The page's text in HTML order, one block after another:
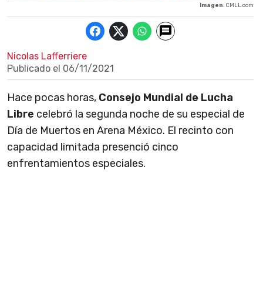
Imagen: CMLL.com
Nicolas Lafferriere
Publicado el 06/11/2021
Hace pocas horas, Consejo Mundial de Lucha
Libre celebró la segunda noche de su especial de
Día de Muertos en Arena México. El recinto con
capacidad limitada presenció cinco
enfrentamientos especiales.